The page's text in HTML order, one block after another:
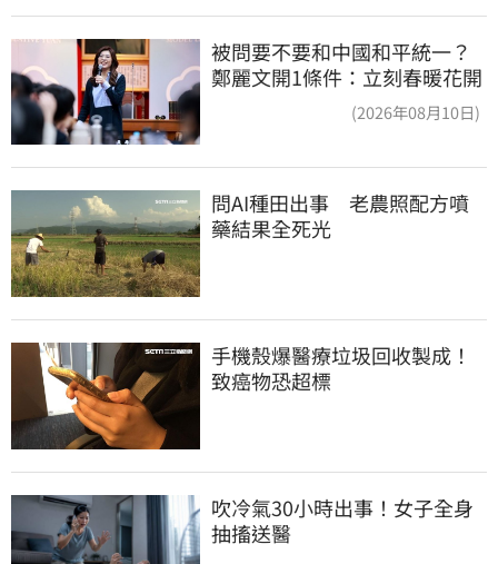
被問要不要和中國和平統一？
鄭麗文開1條件：立刻春暖花開
(2026年08月10日)
問AI種田出事　老農照配方噴
藥結果全死光
手機殼爆醫療垃圾回收製成！
致癌物恐超標
吹冷氣30小時出事！女子全身
抽搐送醫